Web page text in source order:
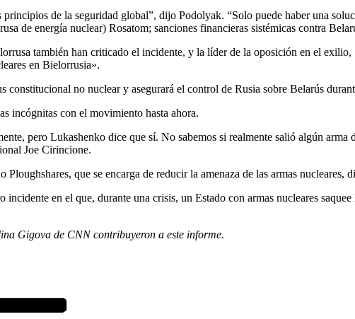
principios de la seguridad global”, dijo Podolyak. “Solo puede haber una
de energía nuclear) Rosatom; sanciones financieras sistémicas contra
también han criticado el incidente, y la líder de la oposición en el
en Bielorrusia».
constitucional no nuclear y asegurará el control de Rusia sobre Belarús
incógnitas con el movimiento hasta ahora.
pero Lukashenko dice que sí. No sabemos si realmente salió algún
Joe Cirincione.
que se encarga de reducir la amenaza de las armas nucleares,
en el que, durante una crisis, un Estado con armas nucleares
Gigova de CNN contribuyeron a este informe.